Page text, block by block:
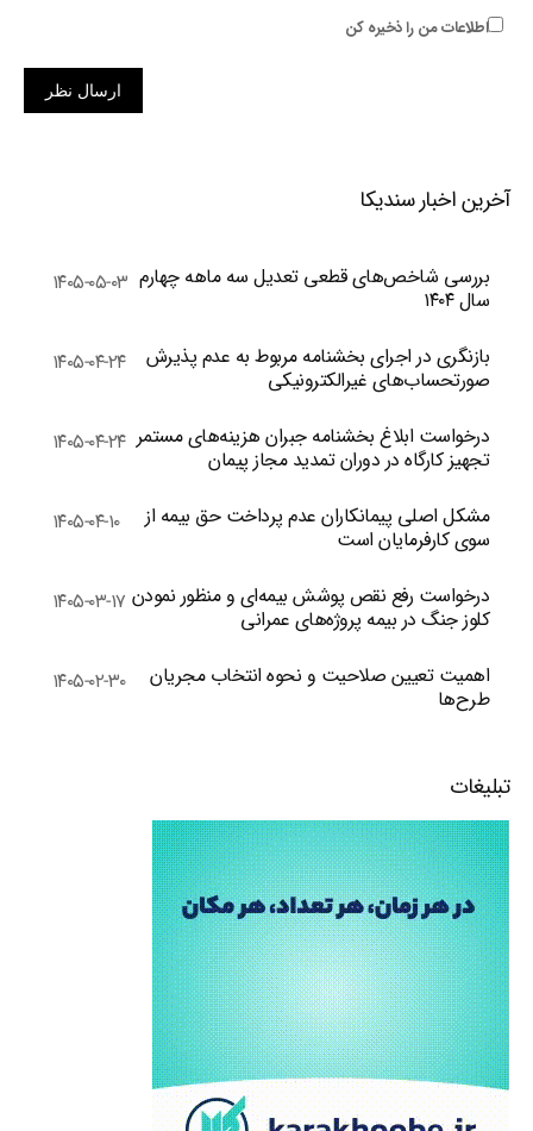
اطلاعات من را ذخیره کن
ارسال نظر
آخرین اخبار سندیکا
بررسی شاخص‌های قطعی تعدیل سه ماهه چهارم
سال ۱۴۰۴
۱۴۰۵-۰۵-۰۳
بازنگری در اجرای بخشنامه مربوط به عدم پذیرش
صورتحساب‌های غیرالکترونیکی
۱۴۰۵-۰۴-۲۴
درخواست ابلاغ بخشنامه جبران هزینه‌های مستمر
تجهیز کارگاه در دوران تمدید مجاز پیمان
۱۴۰۵-۰۴-۲۴
مشکل اصلی پیمانکاران عدم پرداخت حق بیمه از
سوی کارفرمایان است
۱۴۰۵-۰۴-۱۰
درخواست رفع نقص پوشش بیمه‌ای و منظور نمودن
کلوز جنگ در بیمه پروژه‌های عمرانی
۱۴۰۵-۰۳-۱۷
اهمیت تعیین صلاحیت و نحوه انتخاب مجریان
طرح‌ها
۱۴۰۵-۰۲-۳۰
تبلیغات